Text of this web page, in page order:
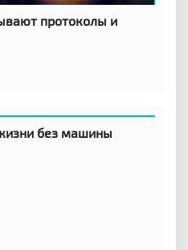
протоколы и
без машины